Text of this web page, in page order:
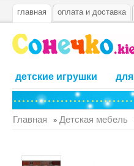
главная оплата и доставка
детские игрушки
Главная » Детская мебель